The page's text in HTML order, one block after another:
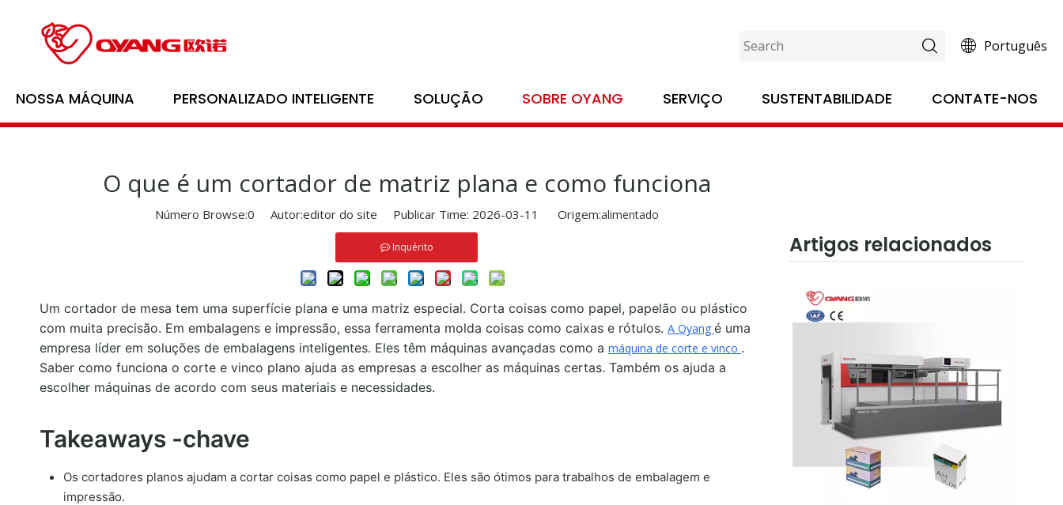
Português
NOSSA MÁQUINA PERSONALIZADO INTELIGENTE SOLUÇÃO SOBRE OYANG SERVIÇO SUSTENTABILIDADE CONTATE-NOS
O que é um cortador de matriz plana e como funciona
Número Browse:0 Autor:editor do site Publicar Time: 2026-03-11 Origem:alimentado
Inquérito
Um cortador de mesa tem uma superfície plana e uma matriz especial. Corta coisas como papel, papelão ou plástico
com muita precisão. Em embalagens e impressão, essa ferramenta molda coisas como caixas e rótulos. A Oyang é uma
empresa líder em soluções de embalagens inteligentes. Eles têm máquinas avançadas como a máquina de corte e vinco .
Saber como funciona o corte e vinco plano ajuda as empresas a escolher as máquinas certas. Também os ajuda a
escolher máquinas de acordo com seus materiais e necessidades.
Takeaways -chave
Os cortadores planos ajudam a cortar coisas como papel e plástico. Eles são ótimos para trabalhos de embalagem e
impressão.
Artigos relacionados